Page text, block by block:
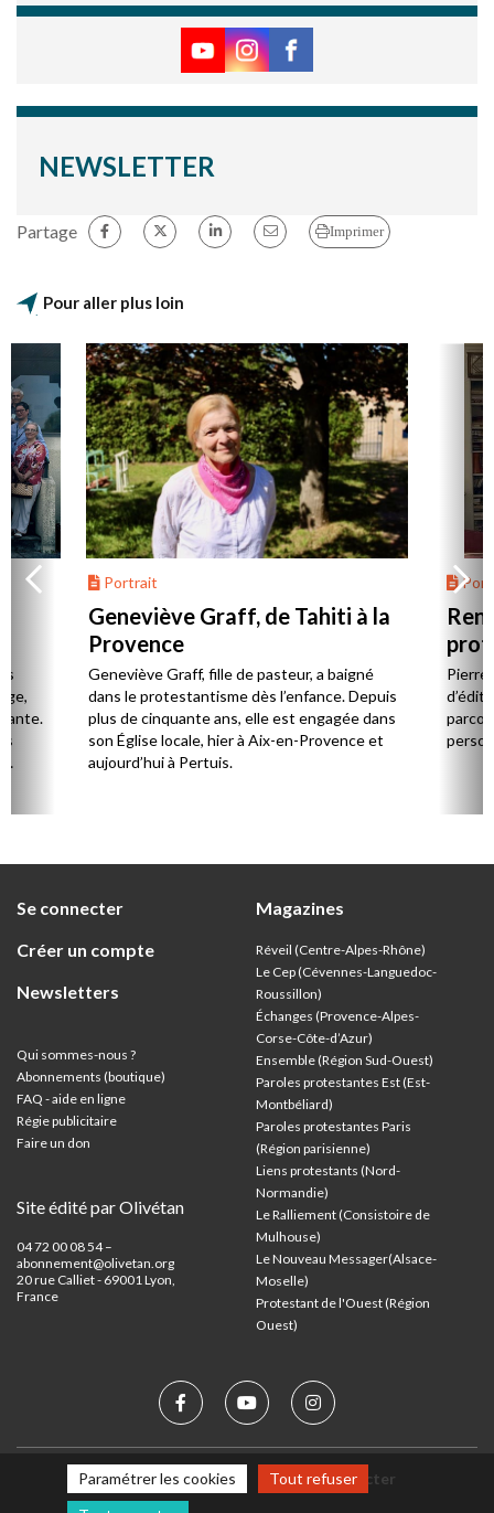
NEWSLETTER
Partage Imprimer
Pour aller plus loin
Portrait
Geneviève Graff, de Tahiti à la
Provence
Geneviève Graff, fille de pasteur, a baigné
dans le protestantisme dès l’enfance. Depuis
plus de cinquante ans, elle est engagée dans
son Église locale, hier à Aix-en-Provence et
aujourd’hui à Pertuis.
Se connecter
Créer un compte
Newsletters
Qui sommes-nous ?
Abonnements (boutique)
FAQ - aide en ligne
Régie publicitaire
Faire un don
Site édité par Olivétan
04 72 00 08 54 –
abonnement@olivetan.org
20 rue Calliet - 69001 Lyon,
France
Magazines
Réveil (Centre-Alpes-Rhône)
Le Cep (Cévennes-Languedoc-
Roussillon)
Échanges (Provence-Alpes-
Corse-Côte-d’Azur)
Ensemble (Région Sud-Ouest)
Paroles protestantes Est (Est-
Montbéliard)
Paroles protestantes Paris
(Région parisienne)
Liens protestants (Nord-
Normandie)
Le Ralliement (Consistoire de
Mulhouse)
Le Nouveau Messager(Alsace-
Moselle)
Protestant de l'Ouest (Région
Ouest)
Mentions légales Nous contacter
Paramétrer les cookies
Tout refuser